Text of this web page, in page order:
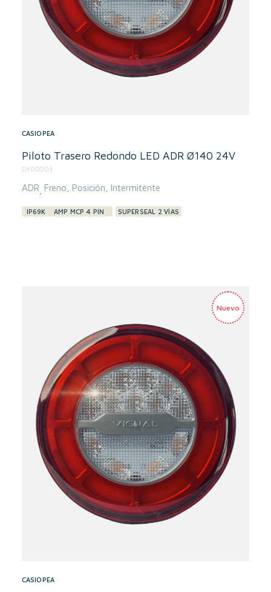
CASIOPEA
Piloto Trasero Redondo LED ADR Ø140 24V
DY00003
ADR Freno Posición Intermitente
IP69K AMP MCP 4 PIN SUPERSEAL 2 VÍAS
CASIOPEA